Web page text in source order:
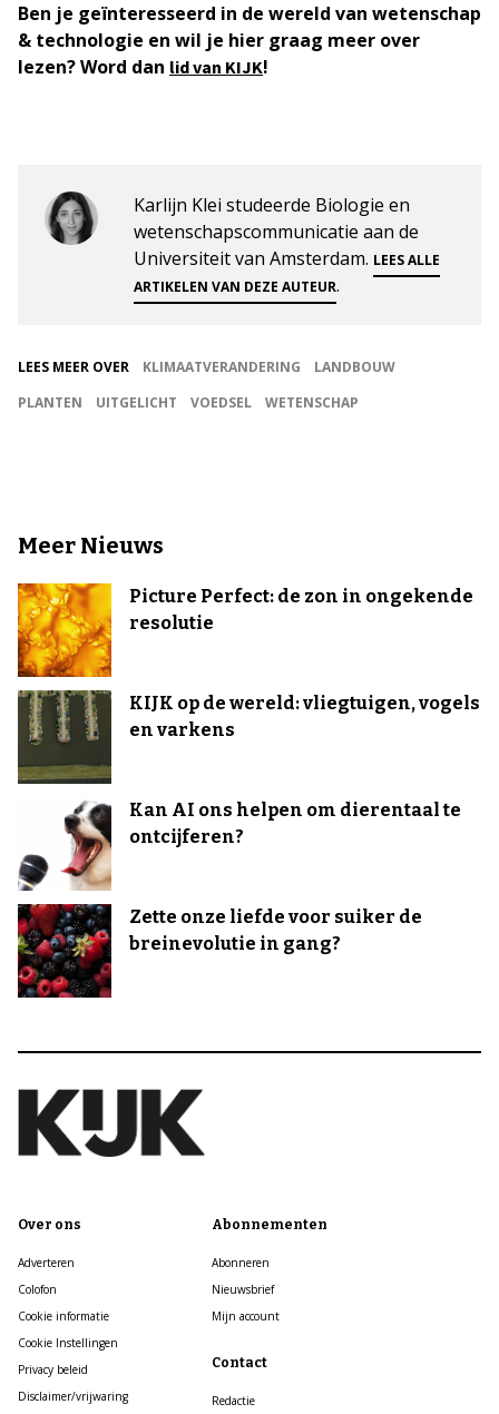
Ben je geïnteresseerd in de wereld van wetenschap
& technologie en wil je hier graag meer over
lezen? Word dan lid van KIJK!
Karlijn Klei studeerde Biologie en
wetenschapscommunicatie aan de
Universiteit van Amsterdam. LEES ALLE
ARTIKELEN VAN DEZE AUTEUR.
LEES MEER OVER KLIMAATVERANDERING
LANDBOUW
PLANTEN
UITGELICHT VOEDSEL WETENSCHAP
Meer Nieuws
Picture Perfect: de zon in ongekende
resolutie
KIJK op de wereld: vliegtuigen, vogels
en varkens
Kan AI ons helpen om dierentaal te
ontcijferen?
Zette onze liefde voor suiker de
breinevolutie in gang?
Over ons
Adverteren
Colofon
Cookie informatie
Cookie Instellingen
Privacy beleid
Disclaimer/vrijwaring
Abonnementen
Abonneren
Nieuwsbrief
Mijn account
Contact
Redactie